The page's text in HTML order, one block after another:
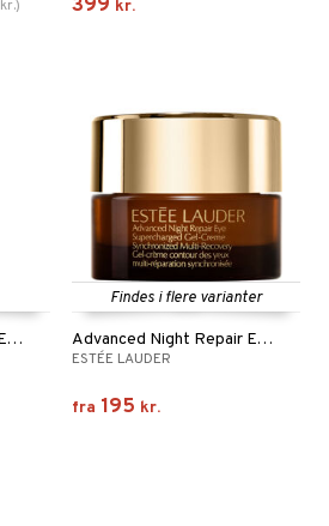
kr.) 399 kr.
Advanced Night Repair Eye Lift + Sculpt Serum
Findes i flere varianter
Advanced Night Repair Eye Supercharged Complex
ESTÉE LAUDER
fra 195 kr.